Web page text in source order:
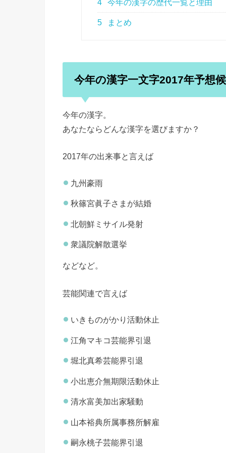
4 今年の漢字の歴代一覧と理由
5 まとめ
今年の漢字一文字2017年予想
今年の漢字。
あなたならどんな漢字を選びますか？
2017年の出来事と言えば
九州豪雨
秋篠宮眞子さまが結婚
北朝鮮ミサイル発射
衆議院解散選挙
などなど。
芸能関連で言えば
いきものがかり活動休止
江角マキコ芸能界引退
堀北真希芸能界引退
小出恵介無期限活動休止
清水富美加出家騒動
山本裕典所属事務所解雇
嗣永桃子芸能界引退